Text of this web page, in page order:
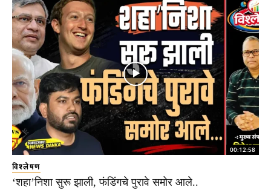
00:12:58
विश्लेषण
‘शहा’निशा सुरू झाली, फंडिंगचे पुरावे समोर आले..